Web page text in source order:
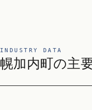
INDUSTRY DATA
幌加内町の主